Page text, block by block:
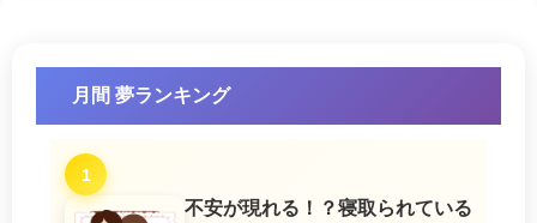
月間 夢ランキング
1
不安が現れる！？寝取られている